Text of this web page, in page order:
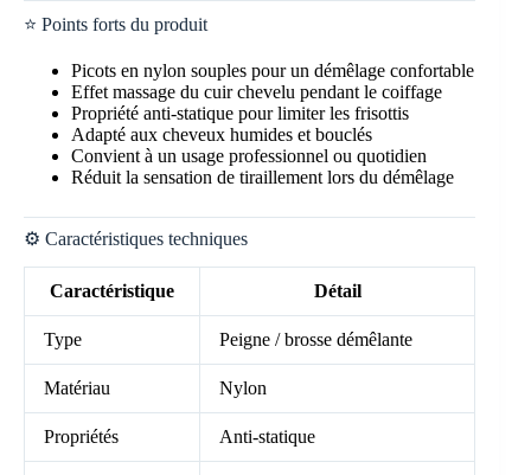
⭐ Points forts du produit
Picots en nylon souples pour un démêlage confortable
Effet massage du cuir chevelu pendant le coiffage
Propriété anti-statique pour limiter les frisottis
Adapté aux cheveux humides et bouclés
Convient à un usage professionnel ou quotidien
Réduit la sensation de tiraillement lors du démêlage
⚙️ Caractéristiques techniques
Caractéristique Détail
Type Peigne / brosse démêlante
Matériau Nylon
Propriétés Anti-statique